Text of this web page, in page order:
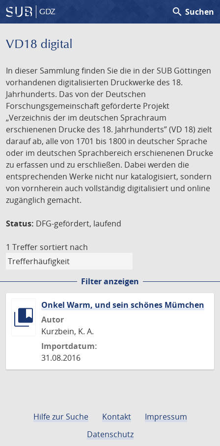
GDZ search Suchen
VD18 digital
In dieser Sammlung finden Sie die in der SUB Göttingen
vorhandenen digitalisierten Druckwerke des 18.
Jahrhunderts. Das von der Deutschen
Forschungsgemeinschaft geförderte Projekt
„Verzeichnis der im deutschen Sprachraum
erschienenen Drucke des 18. Jahrhunderts” (VD 18) zielt
darauf ab, alle von 1701 bis 1800 in deutscher Sprache
oder im deutschen Sprachbereich erschienenen Drucke
zu erfassen und zu erschließen. Dabei werden die
entsprechenden Werke nicht nur katalogisiert, sondern
von vornherein auch vollständig digitalisiert und online
zugänglich gemacht.
Status: DFG-gefördert, laufend
1 Treffer sortiert nach
Filter anzeigen
Onkel Warm, und sein schönes Mümchen
Autor
Kurzbein, K. A.
Importdatum:
31.08.2016
Hilfe zur Suche Kontakt
Impressum
Datenschutz